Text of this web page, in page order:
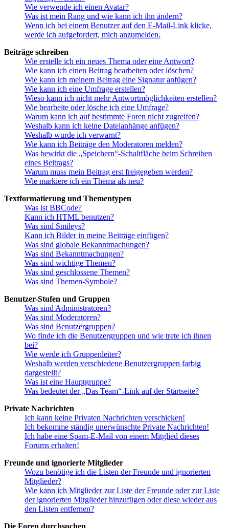
Wie verwende ich einen Avatar?
Was ist mein Rang und wie kann ich ihn ändern?
Wenn ich bei einem Benutzer auf den E-Mail-Link klicke,
werde ich aufgefordert, mich anzumelden.
Beiträge schreiben
Wie erstelle ich ein neues Thema oder eine Antwort?
Wie kann ich einen Beitrag bearbeiten oder löschen?
Wie kann ich meinem Beitrag eine Signatur anfügen?
Wie kann ich eine Umfrage erstellen?
Wieso kann ich nicht mehr Antwortmöglichkeiten erstellen?
Wie bearbeite oder lösche ich eine Umfrage?
Warum kann ich auf bestimmte Foren nicht zugreifen?
Weshalb kann ich keine Dateianhänge anfügen?
Weshalb wurde ich verwarnt?
Wie kann ich Beiträge den Moderatoren melden?
Was bewirkt die „Speichern“-Schaltfläche beim Schreiben
eines Beitrags?
Warum muss mein Beitrag erst freigegeben werden?
Wie markiere ich ein Thema als neu?
Textformatierung und Thementypen
Was ist BBCode?
Kann ich HTML benutzen?
Was sind Smileys?
Kann ich Bilder in meine Beiträge einfügen?
Was sind globale Bekanntmachungen?
Was sind Bekanntmachungen?
Was sind wichtige Themen?
Was sind geschlossene Themen?
Was sind Themen-Symbole?
Benutzer-Stufen und Gruppen
Was sind Administratoren?
Was sind Moderatoren?
Was sind Benutzergruppen?
Wo finde ich die Benutzergruppen und wie trete ich ihnen
bei?
Wie werde ich Gruppenleiter?
Weshalb werden verschiedene Benutzergruppen farbig
dargestellt?
Was ist eine Hauptgruppe?
Was bedeutet der „Das Team“-Link auf der Startseite?
Private Nachrichten
Ich kann keine Privaten Nachrichten verschicken!
Ich bekomme ständig unerwünschte Private Nachrichten!
Ich habe eine Spam-E-Mail von einem Mitglied dieses
Forums erhalten!
Freunde und ignorierte Mitglieder
Wozu benötige ich die Listen der Freunde und ignorierten
Mitglieder?
Wie kann ich Mitglieder zur Liste der Freunde oder zur Liste
der ignorierten Mitglieder hinzufügen oder diese wieder aus
den Listen entfernen?